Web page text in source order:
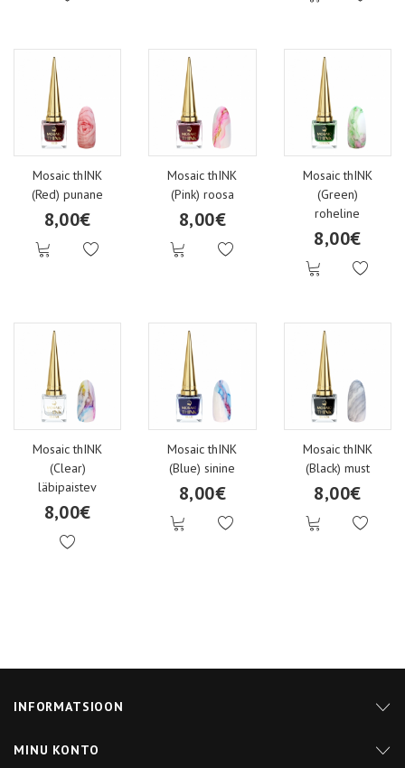
Mosaic thINK
(Red) punane
8,00€
Mosaic thINK
(Pink) roosa
8,00€
Mosaic thINK
(Green)
roheline
8,00€
Mosaic thINK
(Clear)
läbipaistev
8,00€
Mosaic thINK
(Blue) sinine
8,00€
Mosaic thINK
(Black) must
8,00€
INFORMATSIOON
MINU KONTO